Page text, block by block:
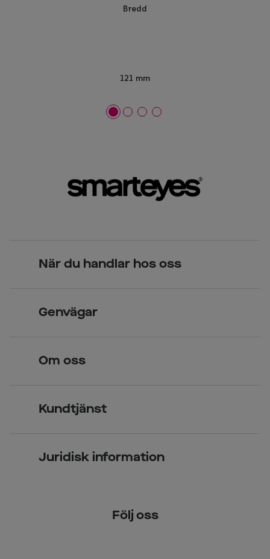
Bredd
121 mm
När du handlar hos oss
Över 70 butiker
Genvägar
Kontaktlinser
Om oss
Kundtjänst
Juridisk information
Följ oss